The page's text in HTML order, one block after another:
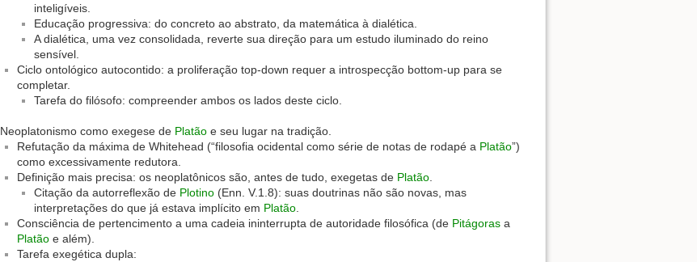
inteligíveis.
Educação progressiva: do concreto ao abstrato, da matemática à dialética.
A dialética, uma vez consolidada, reverte sua direção para um estudo iluminado do reino
sensível.
Ciclo ontológico autocontido: a proliferação top-down requer a introspecção bottom-up para se
completar.
Tarefa do filósofo: compreender ambos os lados deste ciclo.
Neoplatonismo como exegese de Platão e seu lugar na tradição.
Refutação da máxima de Whitehead (“filosofia ocidental como série de notas de rodapé a Platão”)
como excessivamente redutora.
Definição mais precisa: os neoplatônicos são, antes de tudo, exegetas de Platão.
Citação da autorreflexão de Plotino (Enn. V.1.8): suas doutrinas não são novas, mas
interpretações do que já estava implícito em Platão.
Consciência de pertencimento a uma cadeia ininterrupta de autoridade filosófica (de Pitágoras a
Platão e além).
Tarefa exegética dupla: